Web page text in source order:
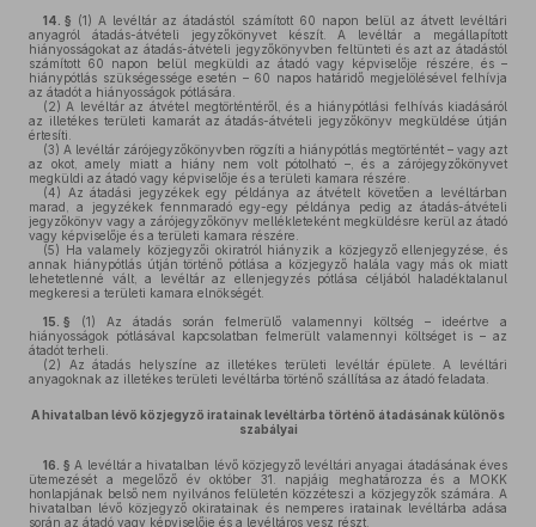
14. § (1) A levéltár az átadástól számított 60 napon belül az átvett levéltári
anyagról átadás-átvételi jegyzőkönyvet készít. A levéltár a megállapított
hiányosságokat az átadás-átvételi jegyzőkönyvben feltünteti és azt az átadástól
számított 60 napon belül megküldi az átadó vagy képviselője részére, és –
hiánypótlás szükségessége esetén – 60 napos határidő megjelölésével felhívja
az átadót a hiányosságok pótlására.
(2) A levéltár az átvétel megtörténtéről, és a hiánypótlási felhívás kiadásáról
az illetékes területi kamarát az átadás-átvételi jegyzőkönyv megküldése útján
értesíti.
(3) A levéltár zárójegyzőkönyvben rögzíti a hiánypótlás megtörténtét – vagy azt
az okot, amely miatt a hiány nem volt pótolható –, és a zárójegyzőkönyvet
megküldi az átadó vagy képviselője és a területi kamara részére.
(4) Az átadási jegyzékek egy példánya az átvételt követően a levéltárban
marad, a jegyzékek fennmaradó egy-egy példánya pedig az átadás-átvételi
jegyzőkönyv vagy a zárójegyzőkönyv mellékleteként megküldésre kerül az átadó
vagy képviselője és a területi kamara részére.
(5) Ha valamely közjegyzői okiratról hiányzik a közjegyző ellenjegyzése, és
annak hiánypótlás útján történő pótlása a közjegyző halála vagy más ok miatt
lehetetlenné vált, a levéltár az ellenjegyzés pótlása céljából haladéktalanul
megkeresi a területi kamara elnökségét.
15. § (1) Az átadás során felmerülő valamennyi költség – ideértve a
hiányosságok pótlásával kapcsolatban felmerült valamennyi költséget is – az
átadót terheli.
(2) Az átadás helyszíne az illetékes területi levéltár épülete. A levéltári
anyagoknak az illetékes területi levéltárba történő szállítása az átadó feladata.
A hivatalban lévő közjegyző iratainak levéltárba történő átadásának különös
szabályai
16. § A levéltár a hivatalban lévő közjegyző levéltári anyagai átadásának éves
ütemezését a megelőző év október 31. napjáig meghatározza és a MOKK
honlapjának belső nem nyilvános felületén közzéteszi a közjegyzők számára. A
hivatalban lévő közjegyző okiratainak és nemperes iratainak levéltárba adása
során az átadó vagy képviselője és a levéltáros vesz részt.